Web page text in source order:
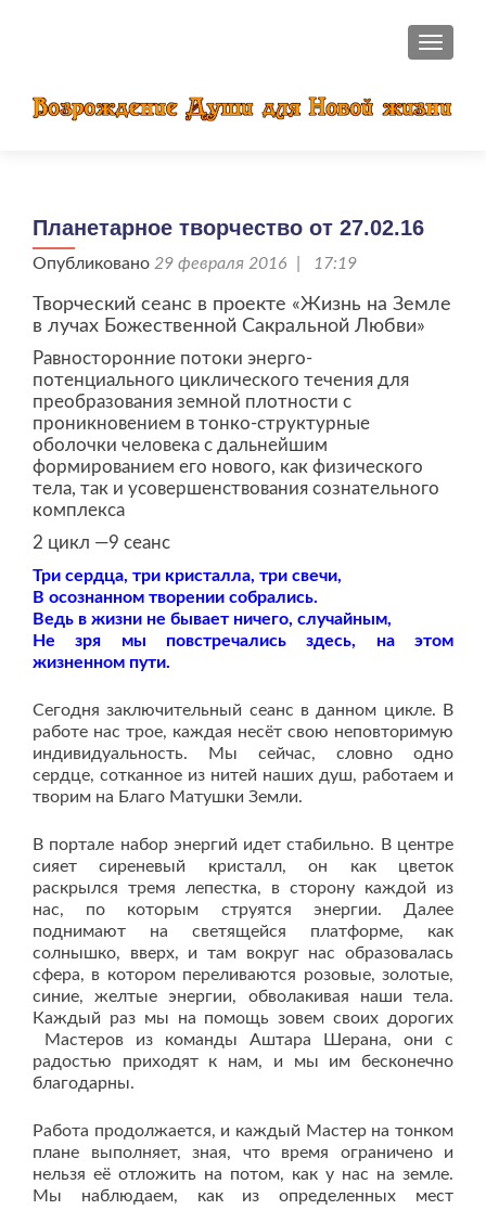
Планетарное творчество от 27.02.16
Опубликовано 29 февраля 2016 | 17:19
Творческий сеанс в проекте «Жизнь на Земле
в лучах Божественной Сакральной Любви»
Равносторонние потоки энерго-
потенциального циклического течения для
преобразования земной плотности с
проникновением в тонко-структурные
оболочки человека с дальнейшим
формированием его нового, как физического
тела, так и усовершенствования сознательного
комплекса
2 цикл —9 сеанс
Три сердца, три кристалла, три свечи,
В осознанном творении собрались.
Ведь в жизни не бывает ничего, случайным,
Не зря мы повстречались здесь, на этом
жизненном пути.
Сегодня заключительный сеанс в данном цикле. В
работе нас трое, каждая несёт свою неповторимую
индивидуальность. Мы сейчас, словно одно
сердце, сотканное из нитей наших душ, работаем и
творим на Благо Матушки Земли.
В портале набор энергий идет стабильно. В центре
сияет сиреневый кристалл, он как цветок
раскрылся тремя лепестка, в сторону каждой из
нас, по которым струятся энергии. Далее
поднимают на светящейся платформе, как
солнышко, вверх, и там вокруг нас образовалась
сфера, в котором переливаются розовые, золотые,
синие, желтые энергии, обволакивая наши тела.
Каждый раз мы на помощь зовем своих дорогих
Мастеров из команды Аштара Шерана, они с
радостью приходят к нам, и мы им бесконечно
благодарны.
Работа продолжается, и каждый Мастер на тонком
плане выполняет, зная, что время ограничено и
нельзя её отложить на потом, как у нас на земле.
Мы наблюдаем, как из определенных мест